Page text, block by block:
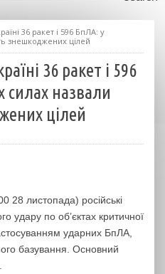
36 ракет і 596 БпЛА: у
знешкоджених цілей
36 ракет і 596
силах назвали
цілей
28 листопада) російські
удару по об’єктах критичної
ударних БпЛА,
базування. Основний